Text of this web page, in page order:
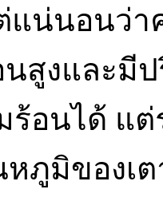
แน่นอนว่า
สูงและมี
ร้อนได้ แ
ภูมิของเ